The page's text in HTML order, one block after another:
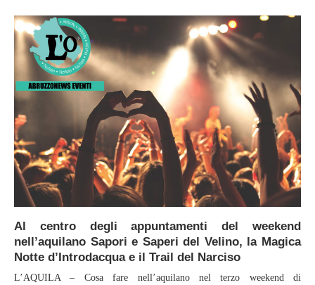
Al centro degli appuntamenti del weekend
nell’aquilano Sapori e Saperi del Velino, la Magica
Notte d’Introdacqua e il Trail del Narciso
L’AQUILA – Cosa fare nell’aquilano nel terzo weekend di